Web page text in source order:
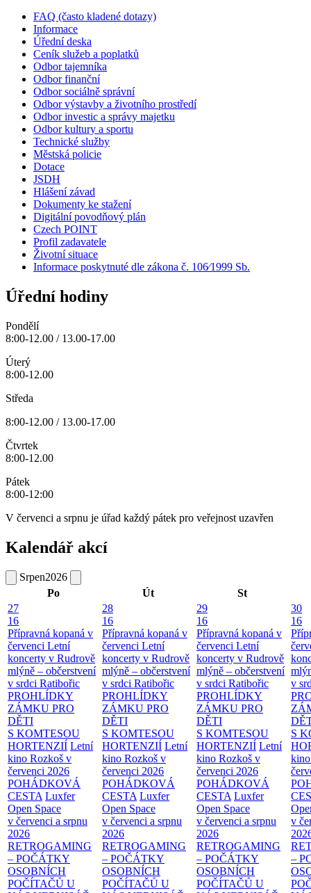
FAQ (často kladené dotazy)
Informace
Úřední deska
Ceník služeb a poplatků
Odbor tajemníka
Odbor finanční
Odbor sociálně správní
Odbor výstavby a životního prostředí
Odbor investic a správy majetku
Odbor kultury a sportu
Technické služby
Městská policie
Dotace
JSDH
Hlášení závad
Dokumenty ke stažení
Digitální povodňový plán
Czech POINT
Profil zadavatele
Životní situace
Informace poskytnuté dle zákona č. 106⁄1999 Sb.
Úřední hodiny
Pondělí
8:00-12.00 / 13.00-17.00
Úterý
8:00-12.00
Středa
8:00-12.00 / 13.00-17.00
Čtvrtek
8:00-12.00
Pátek
8:00-12:00
V červenci a srpnu je úřad každý pátek pro veřejnost uzavřen
Kalendář akcí
Srpen2026
Po
Út
St
27
16
Přípravná kopaná v
červenci Letní
koncerty v Rudrově
mlýně – občerstvení
v srdci Ratibořic
PROHLÍDKY
ZÁMKU PRO
DĚTI
S KOMTESOU
HORTENZIÍ Letní
kino Rozkoš v
červenci 2026
POHÁDKOVÁ
CESTA Luxfer
Open Space
v červenci a srpnu
2026
RETROGAMING
– POČÁTKY
OSOBNÍCH
POČÍTAČŮ U
28
16
Přípravná kopaná v
červenci Letní
koncerty v Rudrově
mlýně – občerstvení
v srdci Ratibořic
PROHLÍDKY
ZÁMKU PRO
DĚTI
S KOMTESOU
HORTENZIÍ Letní
kino Rozkoš v
červenci 2026
POHÁDKOVÁ
CESTA Luxfer
Open Space
v červenci a srpnu
2026
RETROGAMING
– POČÁTKY
OSOBNÍCH
POČÍTAČŮ U
29
16
Přípravná kopaná v
červenci Letní
koncerty v Rudrově
mlýně – občerstvení
v srdci Ratibořic
PROHLÍDKY
ZÁMKU PRO
DĚTI
S KOMTESOU
HORTENZIÍ Letní
kino Rozkoš v
červenci 2026
POHÁDKOVÁ
CESTA Luxfer
Open Space
v červenci a srpnu
2026
RETROGAMING
– POČÁTKY
OSOBNÍCH
POČÍTAČŮ U
30
16
v
S
v
–